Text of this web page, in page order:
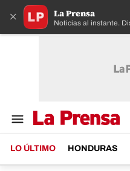
× La Prensa
Noticias al instante.
LO ÚLTIMO HONDURAS